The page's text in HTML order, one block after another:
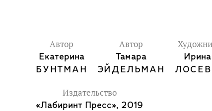
Автор
Екатерина
БУНТМАН
Автор
Тамара
ЭЙДЕЛЬМАН
Ирина
Издательство
«Лабиринт Пресс», 2019